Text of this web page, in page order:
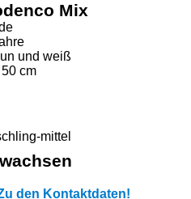
Mix
und weiß
50 cm
mittel
den Kontaktdaten!